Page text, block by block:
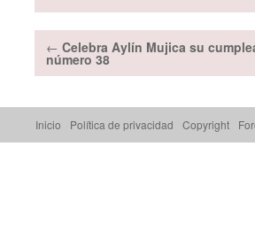
← Celebra Aylín Mujica su
número 38
Inicio Política de privacidad Copyright